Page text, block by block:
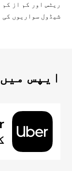
ریٹس اور کم از کم
شیڈول سواریوں
ایپس